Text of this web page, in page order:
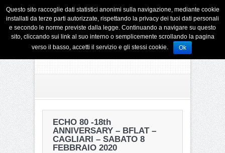
ECHO 80 -18th
ANNIVERSARY – BFLAT –
CAGLIARI – SABATO 8
FEBBRAIO 2020
Questo sito raccoglie dati statistici anonimi sulla navigazione, mediante cookie
installati da terze parti autorizzate, rispettando la privacy dei tuoi dati personali
e secondo le norme previste dalla legge. Continuando a navigare su questo
sito, cliccando sui link al suo interno o semplicemente scrollando la pagina
verso il basso, accetti il servizio e gli stessi cookie.
Ok